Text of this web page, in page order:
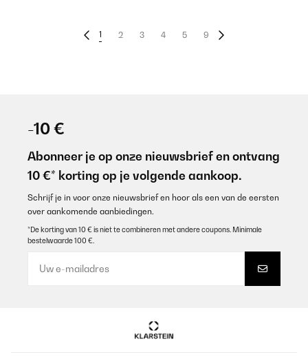
1 2 3 4 5 9
-10 €
Abonneer je op onze nieuwsbrief en ontvang
10 €* korting op je volgende aankoop.
Schrijf je in voor onze nieuwsbrief en hoor als een van de eersten
over aankomende aanbiedingen.
*De korting van 10 € is niet te combineren met andere coupons. Minimale
bestelwaarde 100 €.